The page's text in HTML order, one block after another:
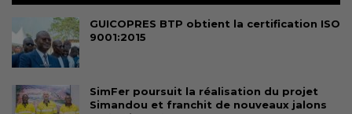
GUICOPRES BTP obtient la certification ISO
9001:2015
SimFer poursuit la réalisation du projet
Simandou et franchit de nouveaux jalons